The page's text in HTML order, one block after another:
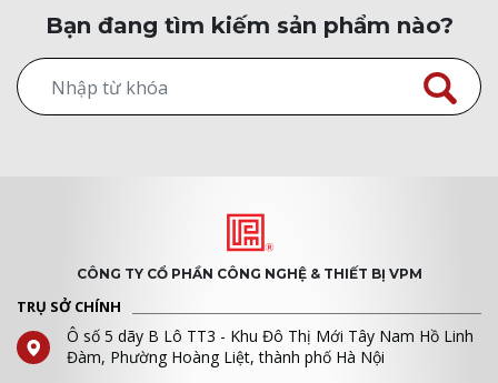
Bạn đang tìm kiếm sản phẩm nào?
CÔNG TY CỔ PHẦN CÔNG NGHỆ & THIẾT BỊ VPM
TRỤ SỞ CHÍNH
Ô số 5 dãy B Lô TT3 - Khu Đô Thị Mới Tây Nam Hồ Linh
Đàm, Phường Hoàng Liệt, thành phố Hà Nội